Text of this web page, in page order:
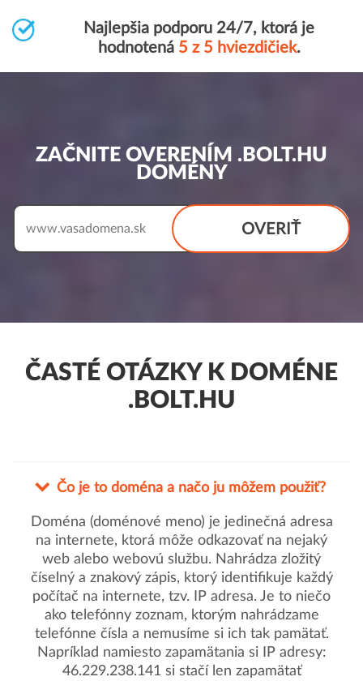
Najlepšia podporu 24/7, ktorá je
hodnotená 5 z 5 hviezdičiek.
ZAČNITE OVERENÍM .BOLT.HU
DOMÉNY
OVERIŤ
www.
ČASTÉ OTÁZKY K DOMÉNE
.BOLT.HU
Čo je to doména a načo ju môžem použiť?
Doména (doménové meno) je jedinečná adresa
na internete, ktorá môže odkazovať na nejaký
web alebo webovú službu. Nahrádza zložitý
číselný a znakový zápis, ktorý identifikuje každý
počítač na internete, tzv. IP adresa. Je to niečo
ako telefónny zoznam, ktorým nahrádzame
telefónne čísla a nemusíme si ich tak pamätať.
Napríklad namiesto zapamätania si IP adresy:
46.229.238.141 si stačí len zapamätať